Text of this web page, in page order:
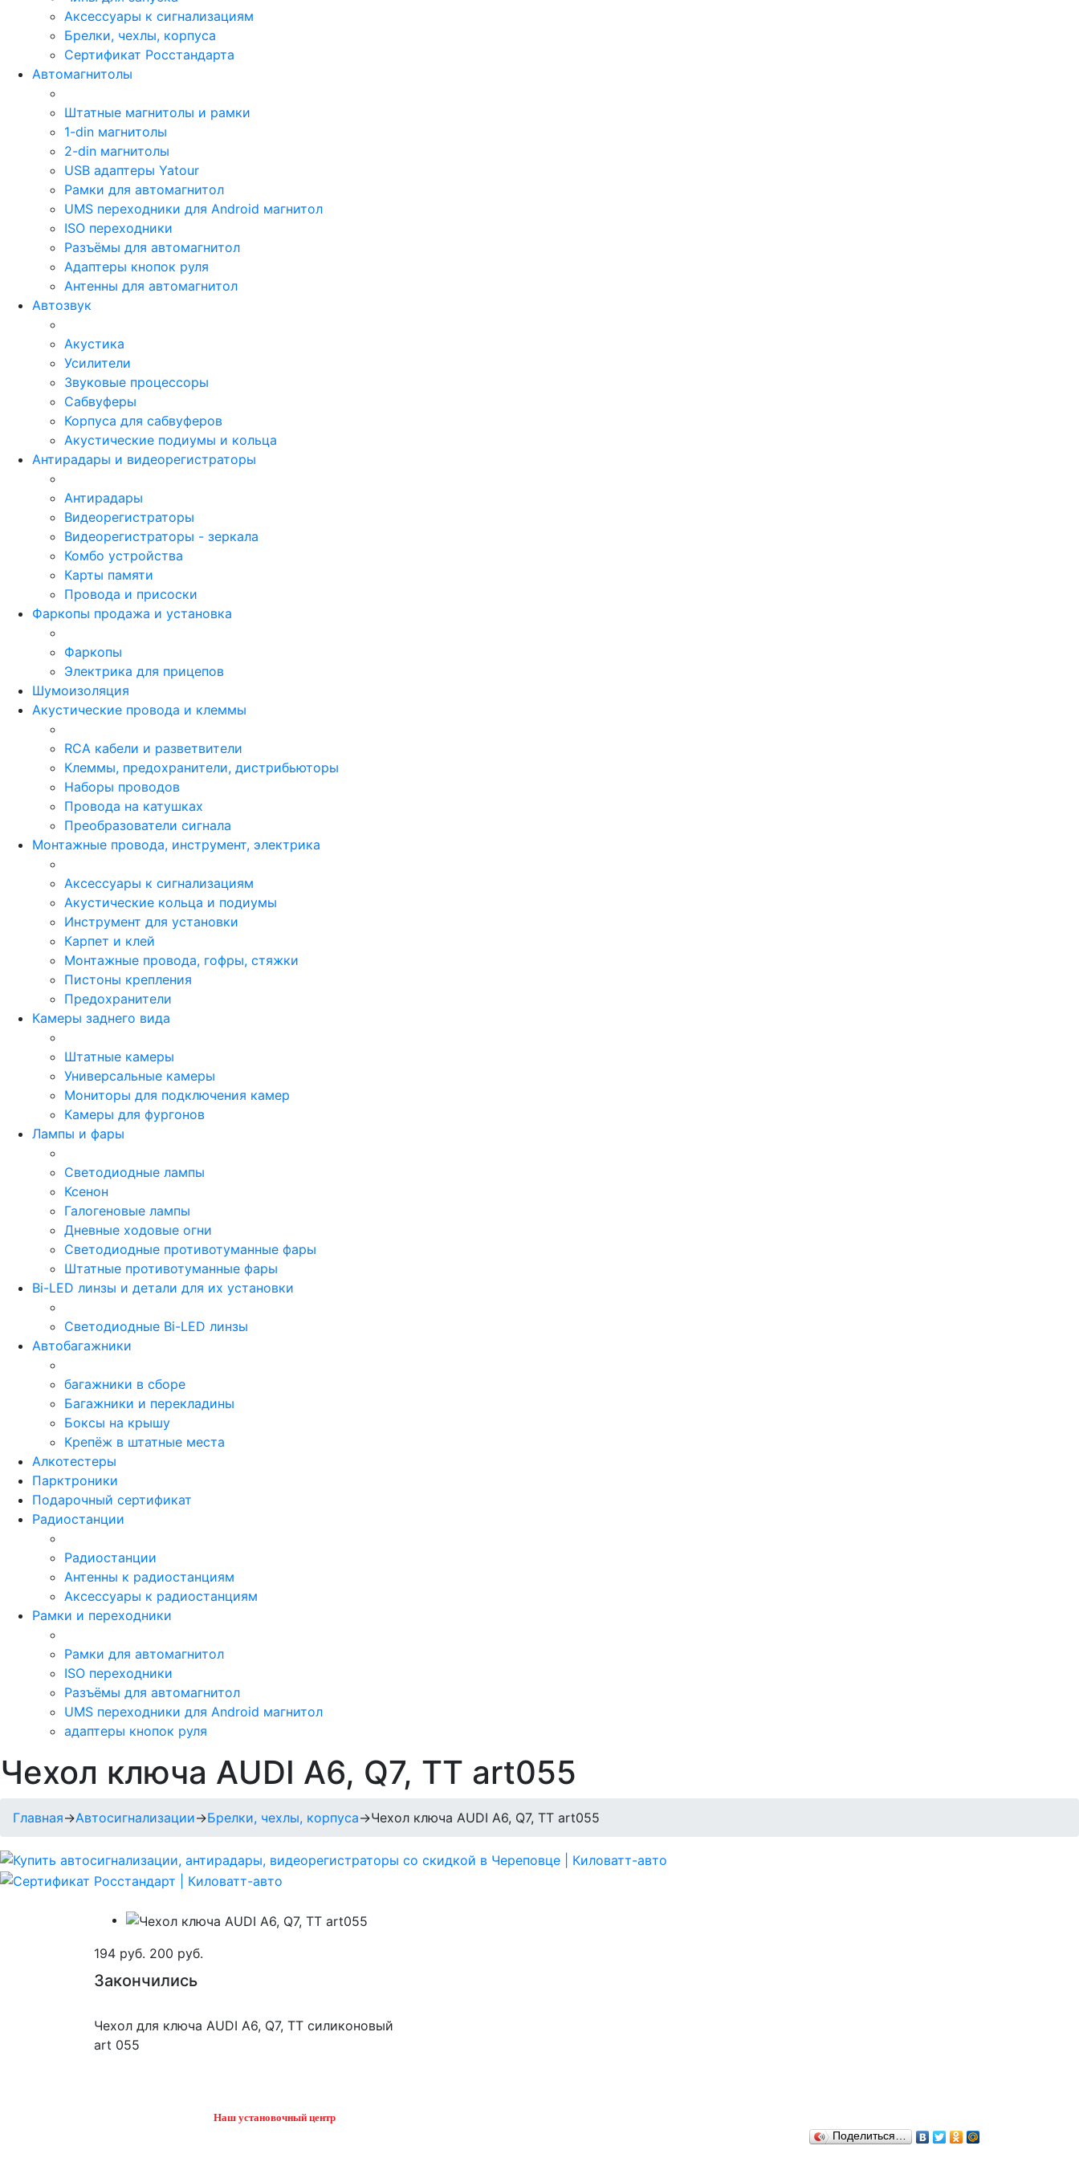
Аксессуары к сигнализациям
Брелки, чехлы, корпуса
Сертификат Росстандарта
Автомагнитолы
Штатные магнитолы и рамки
1-din магнитолы
2-din магнитолы
USB адаптеры Yatour
Рамки для автомагнитол
UMS переходники для Android магнитол
ISO переходники
Разъёмы для автомагнитол
Адаптеры кнопок руля
Антенны для автомагнитол
Автозвук
Акустика
Усилители
Звуковые процессоры
Сабвуферы
Корпуса для сабвуферов
Акустические подиумы и кольца
Антирадары и видеорегистраторы
Антирадары
Видеорегистраторы
Видеорегистраторы - зеркала
Комбо устройства
Карты памяти
Провода и присоски
Фаркопы продажа и установка
Фаркопы
Электрика для прицепов
Шумоизоляция
Акустические провода и клеммы
RCA кабели и разветвители
Клеммы, предохранители, дистрибьюторы
Наборы проводов
Провода на катушках
Преобразователи сигнала
Монтажные провода, инструмент, электрика
Аксессуары к сигнализациям
Акустические кольца и подиумы
Инструмент для установки
Карпет и клей
Монтажные провода, гофры, стяжки
Пистоны крепления
Предохранители
Камеры заднего вида
Штатные камеры
Универсальные камеры
Мониторы для подключения камер
Камеры для фургонов
Лампы и фары
Светодиодные лампы
Ксенон
Галогеновые лампы
Дневные ходовые огни
Светодиодные противотуманные фары
Штатные противотуманные фары
Bi-LED линзы и детали для их установки
Светодиодные Bi-LED линзы
Автобагажники
багажники в сборе
Багажники и перекладины
Боксы на крышу
Крепёж в штатные места
Алкотестеры
Парктроники
Подарочный сертификат
Радиостанции
Радиостанции
Антенны к радиостанциям
Аксессуары к радиостанциям
Рамки и переходники
Рамки для автомагнитол
ISO переходники
Разъёмы для автомагнитол
UMS переходники для Android магнитол
адаптеры кнопок руля
Чехол ключа AUDI A6, Q7, TT art055
Главная→Автосигнализации→Брелки, чехлы, корпуса→Чехол ключа AUDI A6, Q7, TT art055
194 руб. 200 руб.
Закончились
Чехол для ключа AUDI A6, Q7, TT силиконовый
art 055
Наш установочный центр
Поделиться…